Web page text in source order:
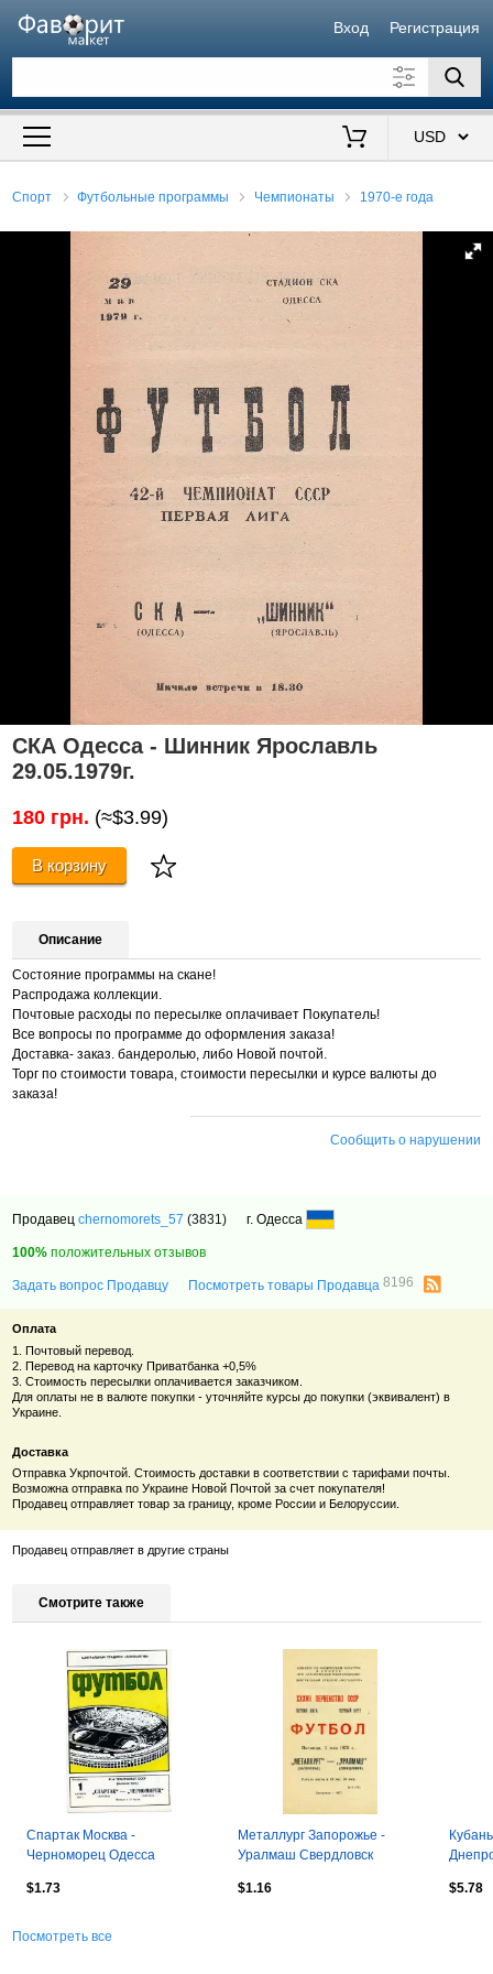
Вход Регистрация
Искать также в описании
Спорт Футбольные программы Чемпионаты 1970-е года
СКА Одесса - Шинник Ярославль
29.05.1979г.
180 грн. (≈$3.99)
В корзину
Описание
Состояние программы на скане!
Распродажа коллекции.
Почтовые расходы по пересылке оплачивает Покупатель!
Все вопросы по программе до оформления заказа!
Доставка- заказ. бандеролью, либо Новой почтой.
Торг по стоимости товара, стоимости пересылки и курсе валюты до
заказа!
Сообщить о нарушении
Продавецchernomorets_57 (3831) г. Одесса
100% положительных отзывов
Задать вопрос Продавцу Посмотреть товары Продавца8196
Оплата
1. Почтовый перевод.
2. Перевод на карточку Приватбанка +0,5%
3. Стоимость пересылки оплачивается заказчиком.
Для оплаты не в валюте покупки - уточняйте курсы до покупки (эквивалент) в
Украине.
Доставка
Отправка Укрпочтой. Стоимость доставки в соответствии с тарифами почты.
Возможна отправка по Украине Новой Почтой за счет покупателя!
Продавец отправляет товар за границу, кроме России и Белоруссии.
Продавец отправляет в другие страны
Смотрите также
Спартак Москва -
Черноморец Одесса
$1.73
Металлург Запорожье -
Уралмаш Свердловск
$1.16
$5.78
Посмотреть все